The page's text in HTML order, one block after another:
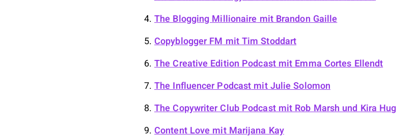
The Blogging Millionaire mit Brandon Gaille
Copyblogger FM mit Tim Stoddart
The Creative Edition Podcastmit Emma Cortes Ellendt
The Influencer Podcast mit Julie Solomon
The Copywriter Club Podcastmit Rob Marsh und Kira Hug
Content Love mit Marijana Kay